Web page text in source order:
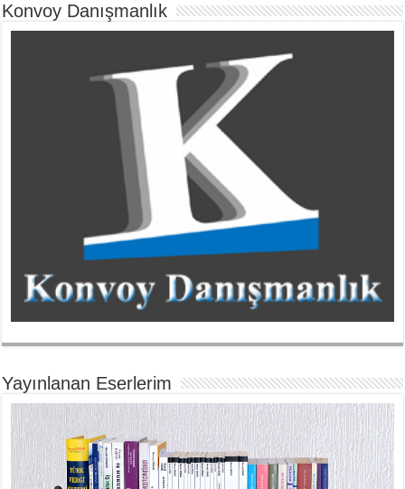
Konvoy Danışmanlık
Yayınlanan Eserlerim